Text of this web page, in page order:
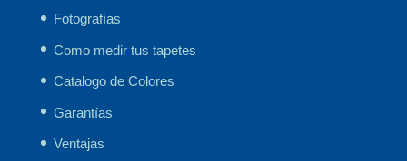
Fotografías
Como medir tus tapetes
Catalogo de Colores
Garantías
Ventajas